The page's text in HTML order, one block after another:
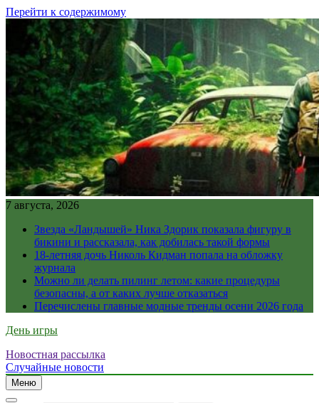
Перейти к содержимому
7 августа, 2026
Звезда «Ландышей» Ника Здорик показала фигуру в
бикини и рассказала, как добилась такой формы
18-летняя дочь Николь Кидман попала на обложку
журнала
Можно ли делать пилинг летом: какие процедуры
безопасны, а от каких лучше отказаться
Перечислены главные модные тренды осени 2026 года
День игры
Новостная рассылка
Случайные новости
Меню